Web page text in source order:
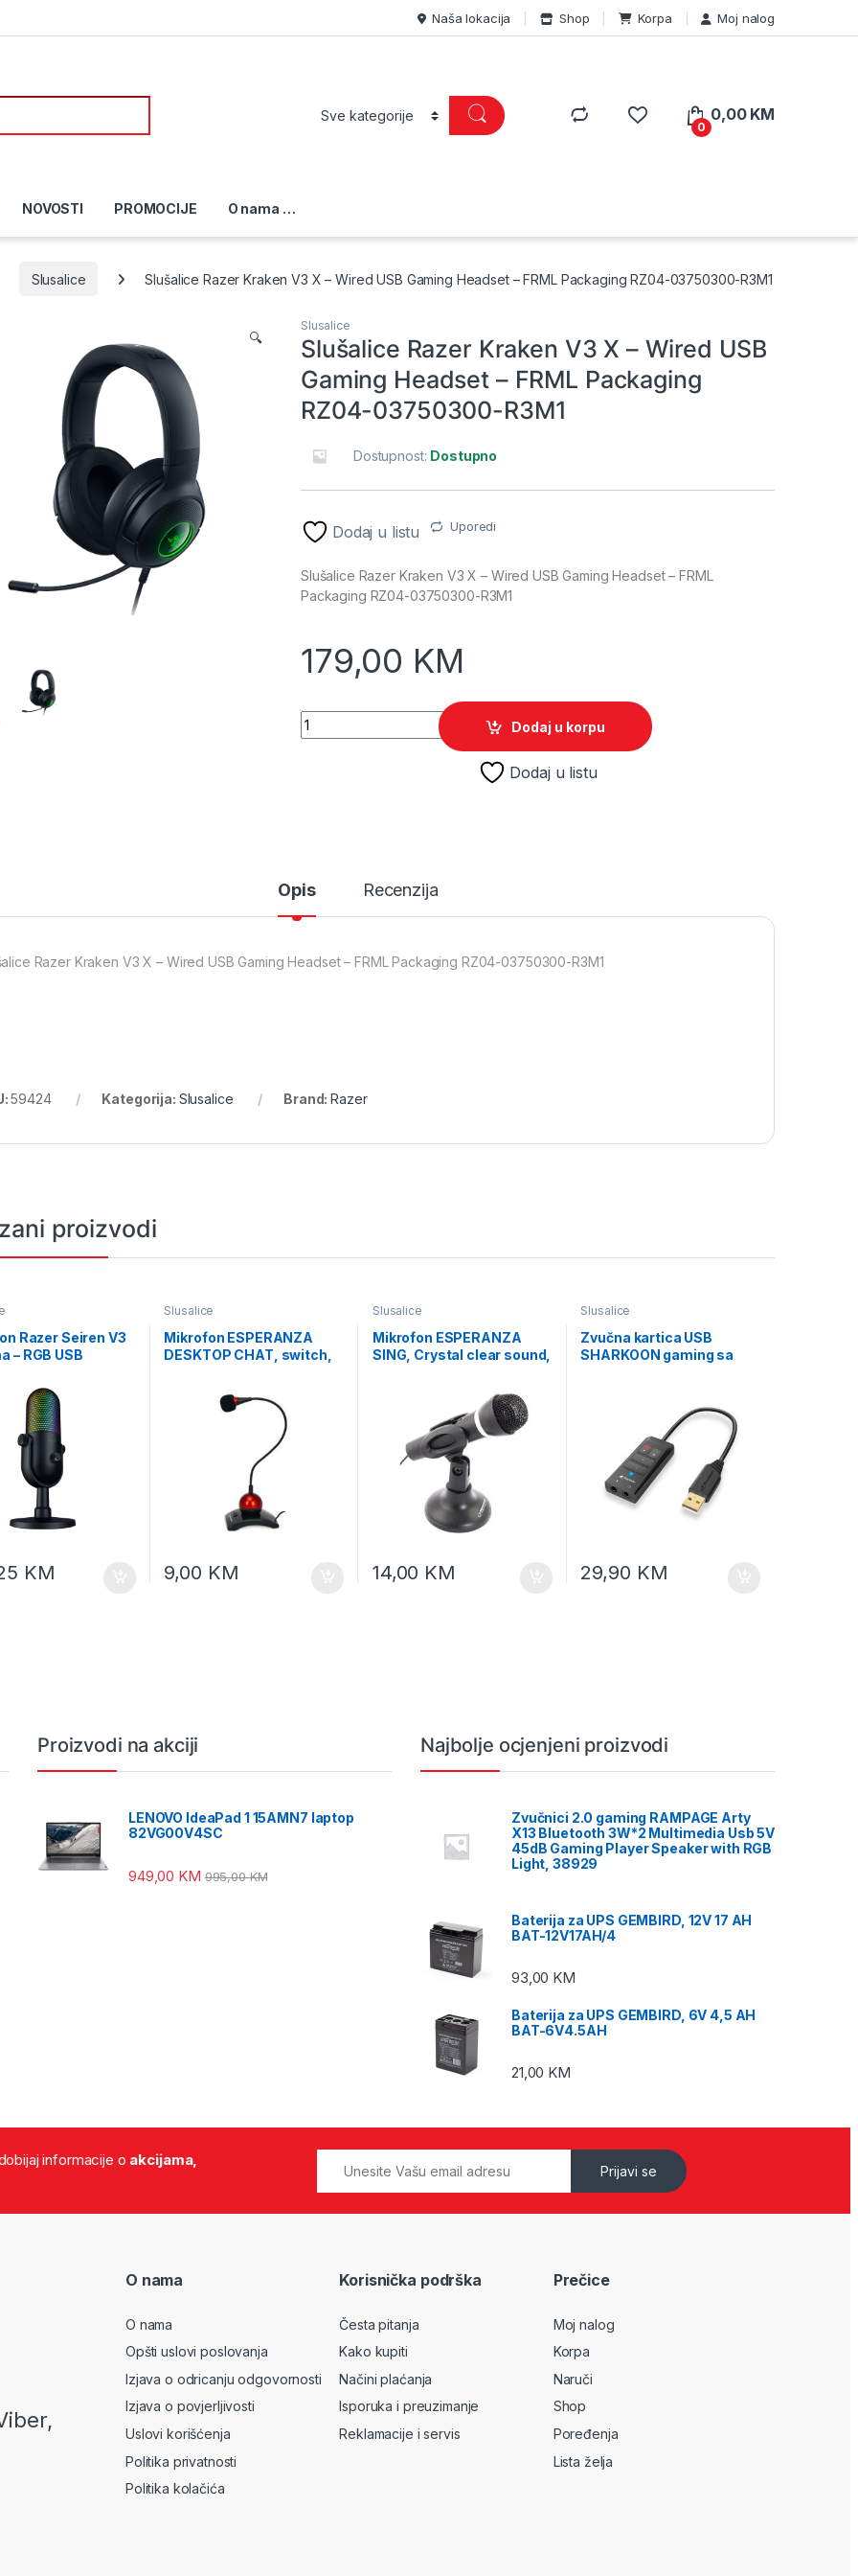
Naša lokacija Shop Korpa Moj nalog
0
0,00 KM
NOVOSTI PROMOCIJE O nama …
Slusalice Slušalice Razer Kraken V3 X – Wired USB Gaming Headset – FRML Packaging RZ04-03750300-R3M1
🔍
Slusalice
Slušalice Razer Kraken V3 X – Wired USB
Gaming Headset – FRML Packaging
RZ04-03750300-R3M1
Dostupnost: Dostupno
Dodaj u listu Uporedi
Slušalice Razer Kraken V3 X – Wired USB Gaming Headset – FRML
Packaging RZ04-03750300-R3M1
179,00 KM
Slušalice Razer Kraken V3 X - Wired USB Gaming Headset - FRML Packaging
Dodaj u korpu
Dodaj u listu
Opis Recenzija
Razer Kraken V3 X – Wired USB Gaming Headset – FRML Packaging RZ04-03750300-R3M1
59424 Kategorija: Slusalice Brand:Razer
proizvodi
Razer Seiren V3
– RGB USB
RZ19-
R3M1
KM
Slusalice
Mikrofon ESPERANZA
DESKTOP CHAT, switch,
9,00 KM
Slusalice
Mikrofon ESPERANZA
SING, Crystal clear sound,
14,00 KM
Slusalice
Zvučna kartica USB
SHARKOON gaming sa
29,90 KM
Proizvodi na akciji
LENOVO IdeaPad 1 15AMN7 laptop
82VG00V4SC
949,00 KM 995,00KM
Najbolje ocjenjeni proizvodi
Zvučnici 2.0 gaming RAMPAGE Arty
X13 Bluetooth 3W*2 Multimedia Usb 5V
45dB Gaming Player Speaker with RGB
Light, 38929
Baterija za UPS GEMBIRD, 12V 17 AH
BAT-12V17AH/4
93,00 KM
Baterija za UPS GEMBIRD, 6V 4,5 AH
BAT-6V4.5AH
21,00 KM
informacije o akcijama,
Prijavi se
O nama
O nama
Opšti uslovi poslovanja
Izjava o odricanju odgovornosti
Izjava o povjerljivosti
Uslovi korišćenja
Politika privatnosti
Politika kolačića
Korisnička podrška
Česta pitanja
Kako kupiti
Načini plaćanja
Isporuka i preuzimanje
Reklamacije i servis
Prečice
Moj nalog
Korpa
Naruči
Shop
Poređenja
Lista želja